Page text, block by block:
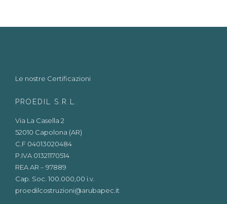
Le nostre Certificazioni
PROEDIL S.R.L.
Via La Casella 2
52010 Capolona (AR)
C.F 04013020484
P.IVA 01321170514
REA AR – 97889
Cap. Soc. 100.000,00 i.v.
proedilcostruzioni@arubapec.it